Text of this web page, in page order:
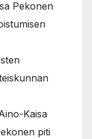
Pekonen
Kaisa
piti